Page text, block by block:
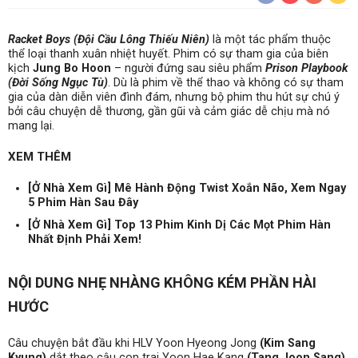
Racket Boys (Đội Cầu Lông Thiếu Niên) là một tác phẩm thuộc
thể loại thanh xuân nhiệt huyết. Phim có sự tham gia của biên
kịch Jung Bo Hoon – người đứng sau siêu phẩm Prison Playbook
(Đời Sống Ngục Tù). Dù là phim về thể thao và không có sự tham
gia của dàn diễn viên đình đám, nhưng bộ phim thu hút sự chú ý
bởi câu chuyện dễ thương, gần gũi và cảm giác dễ chịu mà nó
mang lại.
XEM THÊM
[Ở Nhà Xem Gì] Mê Hành Động Twist Xoắn Não, Xem Ngay
5 Phim Hàn Sau Đây
[Ở Nhà Xem Gì] Top 13 Phim Kinh Dị Các Mọt Phim Hàn
Nhất Định Phải Xem!
NỘI DUNG NHẸ NHÀNG KHÔNG KÉM PHẦN HÀI
HƯỚC
Câu chuyện bắt đầu khi HLV Yoon Hyeong Jong (Kim Sang